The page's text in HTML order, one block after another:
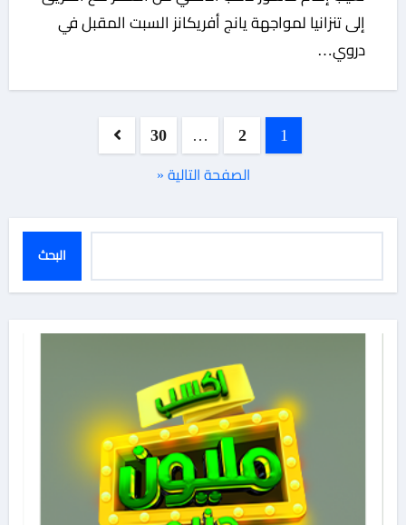
إلى تنزانيا لمواجهة يانج أفريكانز السبت المقبل في
دروي…
1
2
…
30
الصفحة التالية «
البحث